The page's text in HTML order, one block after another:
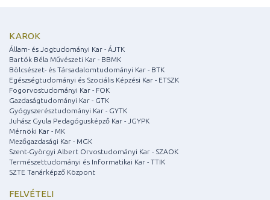
KAROK
Állam- és Jogtudományi Kar - ÁJTK
Bartók Béla Művészeti Kar - BBMK
Bölcsészet- és Társadalomtudományi Kar - BTK
Egészségtudományi és Szociális Képzési Kar - ETSZK
Fogorvostudományi Kar - FOK
Gazdaságtudományi Kar - GTK
Gyógyszerésztudományi Kar - GYTK
Juhász Gyula Pedagógusképző Kar - JGYPK
Mérnöki Kar - MK
Mezőgazdasági Kar - MGK
Szent-Györgyi Albert Orvostudományi Kar - SZAOK
Természettudományi és Informatikai Kar - TTIK
SZTE Tanárképző Központ
FELVÉTELI